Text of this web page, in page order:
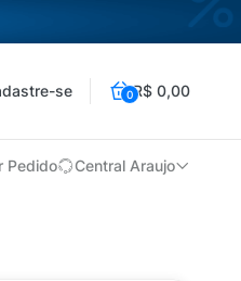
se 0R$ 0,00
Pedido Central Araujo